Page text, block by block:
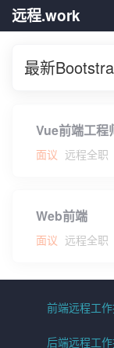
远程.work
最新
Vue前端工程
面议 远程全职
Web前端
面议 远程全职
前端远程工
后端远程工